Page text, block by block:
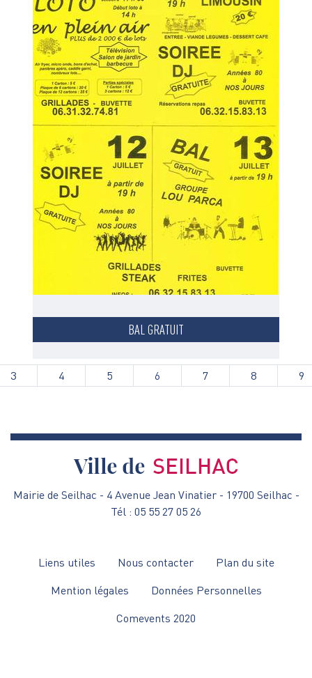
BAL GRATUIT
Pagination
3 4 5 6 7 8 9
Mairie de Seilhac - 4 Avenue Jean Vinatier - 19700 Seilhac -
Tél : 05 55 27 05 26
Menu
Liens utiles Nous contacter
Plan du site
Mention légales
Données Personnelles
Comevents 2020